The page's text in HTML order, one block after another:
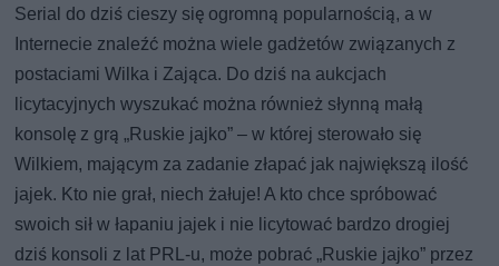
Serial do dziś cieszy się ogromną popularnością, a w
Internecie znaleźć można wiele gadżetów związanych z
postaciami Wilka i Zająca. Do dziś na aukcjach
licytacyjnych wyszukać można również słynną małą
konsolę z grą „Ruskie jajko” – w której sterowało się
Wilkiem, mającym za zadanie złapać jak największą ilość
jajek. Kto nie grał, niech żałuje! A kto chce spróbować
swoich sił w łapaniu jajek i nie licytować bardzo drogiej
dziś konsoli z lat PRL-u, może pobrać „Ruskie jajko” przez